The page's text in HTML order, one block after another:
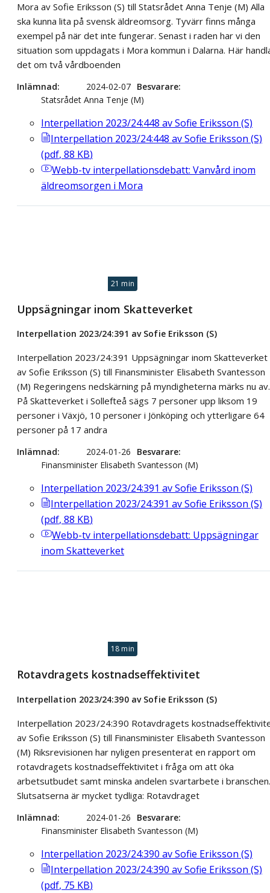
Mora av Sofie Eriksson (S) till Statsrådet Anna Tenje (M) Alla
ska kunna lita på svensk äldreomsorg. Tyvärr finns många
exempel på när det inte fungerar. Senast i raden har vi den
situation som uppdagats i Mora kommun i Dalarna. Här
det om två vårdboenden
Inlämnad 2024-02-07 Besvarare
Statsrådet Anna Tenje (M)
Interpellation 2023/24:448 av Sofie Eriksson (S)
Interpellation 2023/24:448 av Sofie Eriksson (S)
(pdf, 88 KB)
Webb-tv interpellationsdebatt: Vanvård inom
äldreomsorgen i Mora
21 min
Uppsägningar inom Skatteverket
Interpellation 2023/24:391 av Sofie Eriksson (S)
Interpellation 2023/24:391 Uppsägningar inom Skatteverket
av Sofie Eriksson (S) till Finansminister Elisabeth Svantesson
(M) Regeringens nedskärning på myndigheterna märks nu av.
På Skatteverket i Sollefteå sägs 7 personer upp liksom 19
personer i Växjö, 10 personer i Jönköping och ytterligare 64
personer på 17 andra
Inlämnad 2024-01-26
Besvarare
Finansminister Elisabeth Svantesson (M)
Interpellation 2023/24:391 av Sofie Eriksson (S)
Interpellation 2023/24:391 av Sofie Eriksson (S)
(pdf, 88 KB)
Webb-tv interpellationsdebatt: Uppsägningar
inom Skatteverket
18 min
Rotavdragets kostnadseffektivitet
Interpellation 2023/24:390 av Sofie Eriksson (S)
Interpellation 2023/24:390 Rotavdragets
av Sofie Eriksson (S) till Finansminister Elisabeth Svantesson
(M) Riksrevisionen har nyligen presenterat en rapport om
rotavdragets kostnadseffektivitet i fråga om att öka
arbetsutbudet samt minska andelen svartarbete i branschen.
Slutsatserna är mycket tydliga: Rotavdraget
Inlämnad 2024-01-26
Besvarare
Finansminister Elisabeth Svantesson (M)
Interpellation 2023/24:390 av Sofie Eriksson (S)
Interpellation 2023/24:390 av Sofie Eriksson (S)
(pdf, 75 KB)